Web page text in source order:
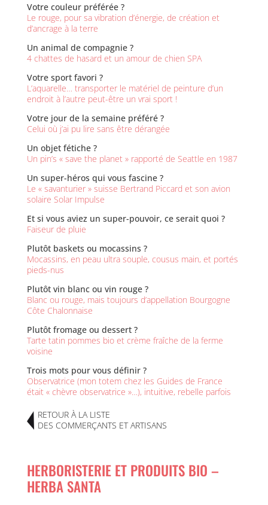
Votre couleur préférée ?
Le rouge, pour sa vibration d’énergie, de création et
d’ancrage à la terre
Un animal de compagnie ?
4 chattes de hasard et un amour de chien SPA
Votre sport favori ?
L’aquarelle… transporter le matériel de peinture d’un
endroit à l’autre peut-être un vrai sport !
Votre jour de la semaine préféré ?
Celui où j’ai pu lire sans être dérangée
Un objet fétiche ?
Un pin’s « save the planet » rapporté de Seattle en 1987
Un super-héros qui vous fascine ?
Le « savanturier » suisse Bertrand Piccard et son avion
solaire Solar Impulse
Et si vous aviez un super-pouvoir, ce serait quoi ?
Faiseur de pluie
Plutôt baskets ou mocassins ?
Mocassins, en peau ultra souple, cousus main, et portés
pieds-nus
Plutôt vin blanc ou vin rouge ?
Blanc ou rouge, mais toujours d’appellation Bourgogne
Côte Chalonnaise
Plutôt fromage ou dessert ?
Tarte tatin pommes bio et crème fraîche de la ferme
voisine
Trois mots pour vous définir ?
Observatrice (mon totem chez les Guides de France
était « chèvre observatrice »…), intuitive, rebelle parfois
RETOUR À LA LISTE
DES COMMERÇANTS ET ARTISANS
HERBORISTERIE ET PRODUITS BIO –
HERBA SANTA